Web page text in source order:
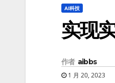
AI科技
实现
作者 aibbs
1 月 20, 2023